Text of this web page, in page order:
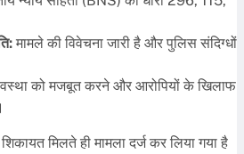
मामले की विवेचना जारी है और पुलिस संदिग्धों
को मजबूत करने और आरोपियों के खिलाफ
मिलते ही मामला दर्ज कर लिया गया है